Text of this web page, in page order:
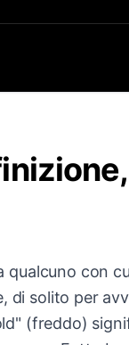
con
solito per
(freddo)